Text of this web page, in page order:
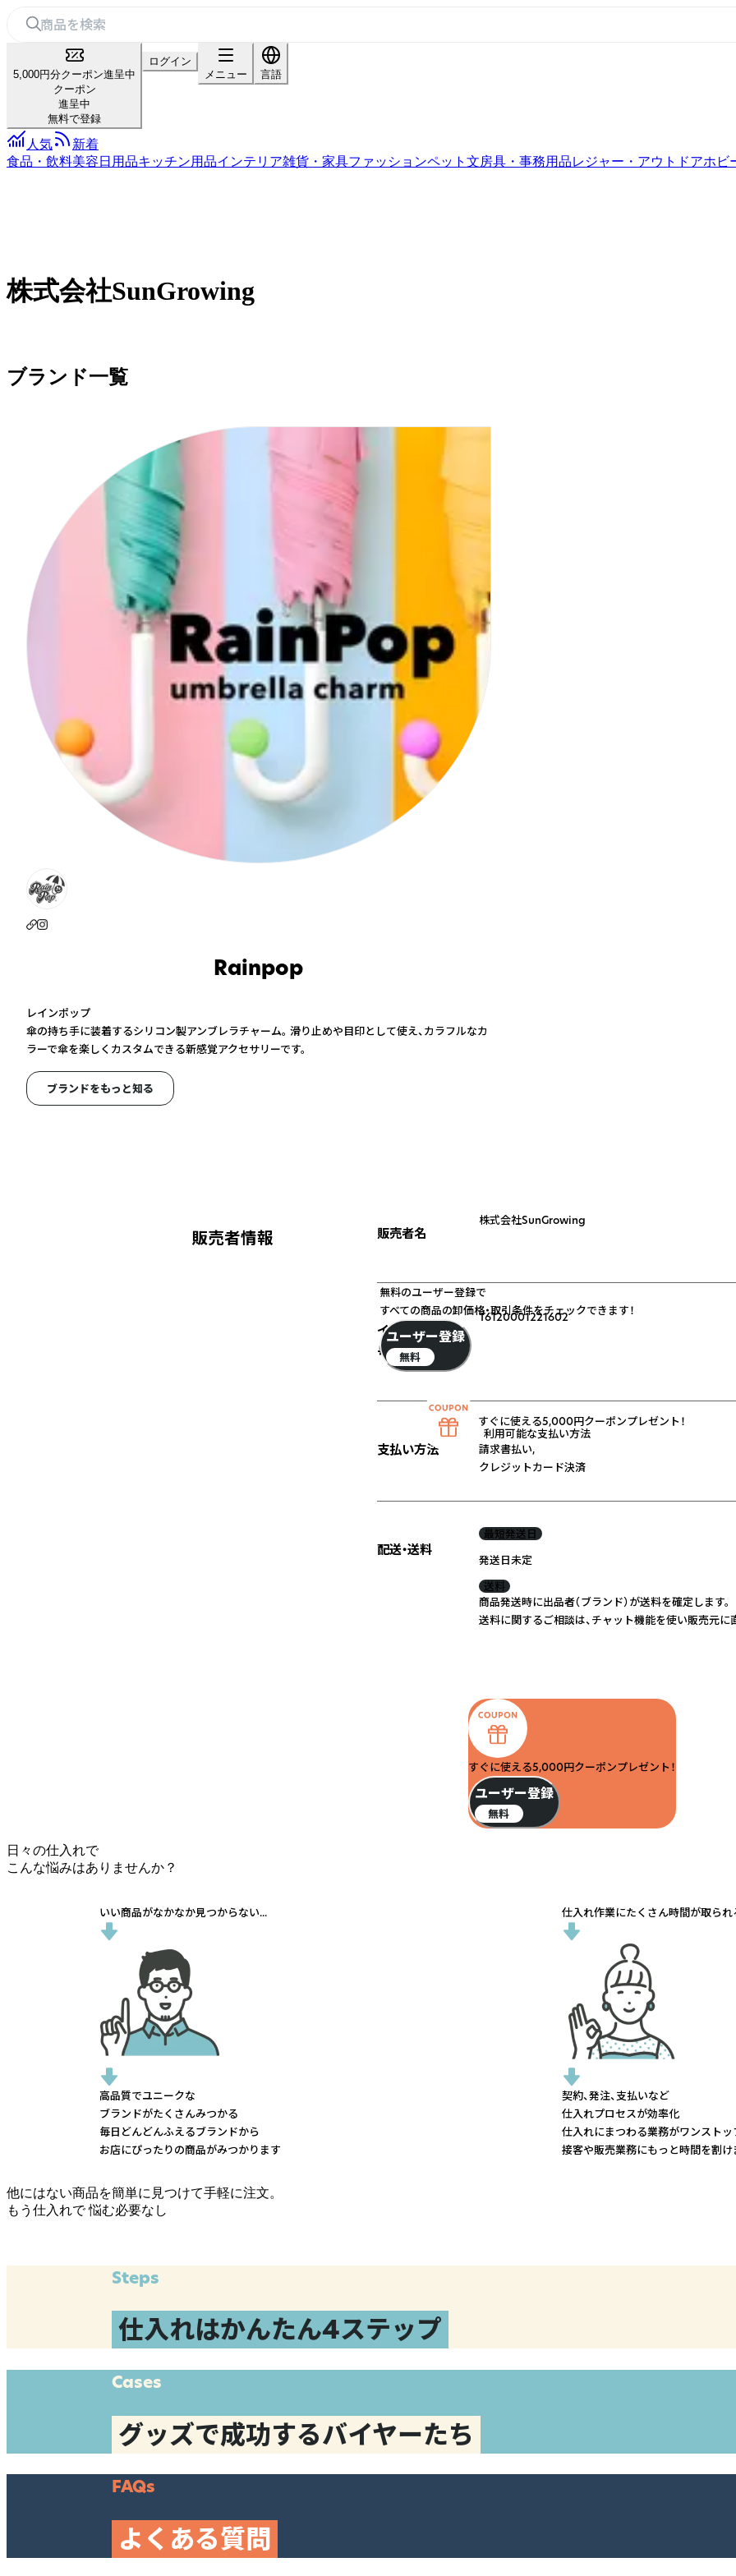
5,000円分クーポン進呈中
クーポン
進呈中
無料で登録
ログイン
メニュー
言語
人気
新着
食品・飲料美容 日用品キッチン用品インテリア雑貨・家具ファッションペット 文房具・事務用品レジャー・アウトドアホビ
株式会社SunGrowing
ブランド一覧
Rainpop
レインポップ
傘の持ち手に装着するシリコン製アンブレラチャーム。 滑り止めや目印として使え、カラフルなカ
ラーで傘を楽しくカスタムできる新感覚アクセサリーです。
ブランドをもっと知る
販売者情報 販売者名
株式会社SunGrowing
インボイス番
号
T6120001221602
支払い方法
利用可能な支払い方法
請求書払い,
クレジットカード決済
配送・送料
最短発送日
発送日未定
送料
商品発送時に出品者（ブランド）が送料を確定します。
送料に関するご相談は、チャット機能を使い販売元に
すぐに使える5,000円クーポンプレゼント！
ユーザー登録
無料
日々の仕入れで
こんな悩みはありませんか？
いい商品がなかなか見つからない...
高品質でユニークな
ブランドがたくさんみつかる
毎日どんどんふえるブランドから
お店にぴったりの商品がみつかります
仕入れ作業にたくさん時間が取られ
契約、発注、支払いなど
仕入れプロセスが効率化
仕入れにまつわる業務がワンストッ
接客や販売業務にもっと時間を割け
他にはない商品を簡単に見つけて手軽に注文。
もう仕入れで悩む必要なし
Steps
仕入れはかんたん4ステップ
Cases
グッズで成功するバイヤーたち
FAQs
よくある質問
無料のユーザー登録で
すべての商品の卸価格・取引条件をチェックできます！
ユーザー登録
無料
すぐに使える5,000円クーポンプレゼント！